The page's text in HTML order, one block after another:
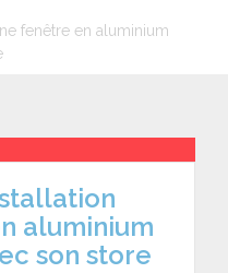
fenêtre en aluminium
aluminium
son store